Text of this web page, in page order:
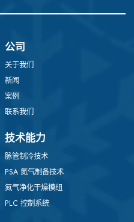
公司
关于我们
新闻
案例
联系我们
技术能力
脉管制冷技术
PSA 氮气制备技术
氮气净化干燥模组
PLC 控制系统